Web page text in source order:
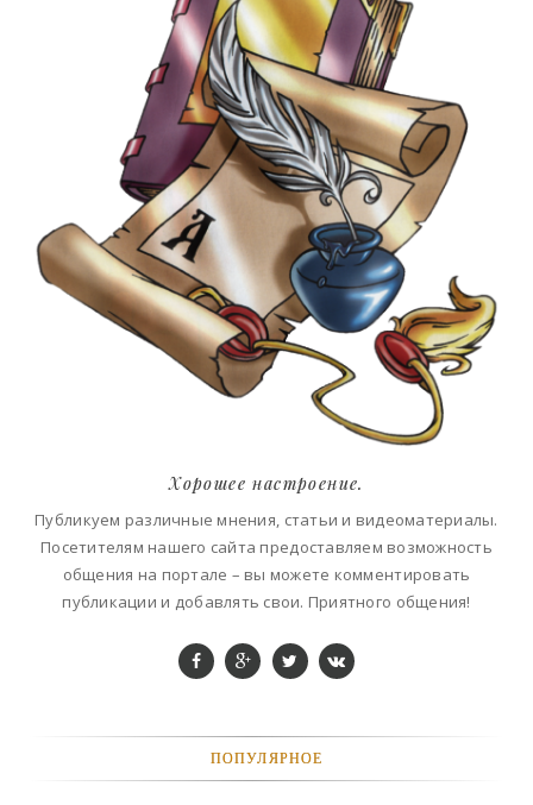
Хорошее настроение.
Публикуем различные мнения, статьи и видеоматериалы.
Посетителям нашего сайта предоставляем возможность
общения на портале – вы можете комментировать
публикации и добавлять свои. Приятного общения!
ПОПУЛЯРНОЕ